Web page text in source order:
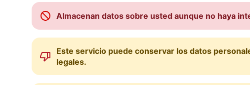
Almacenan datos sobre usted aunque no haya
Este servicio puede conservar los datos
legales.